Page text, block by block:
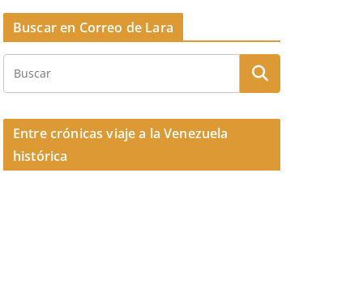
Buscar en Correo de Lara
Entre crónicas viaje a la Venezuela
histórica